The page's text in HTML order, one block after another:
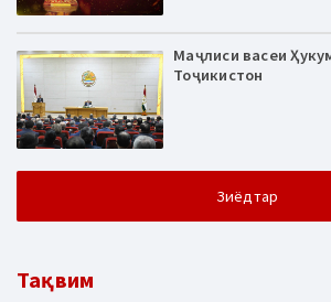
Маҷлиси васеи
Тоҷикистон
Зиёдтар
Тақвим